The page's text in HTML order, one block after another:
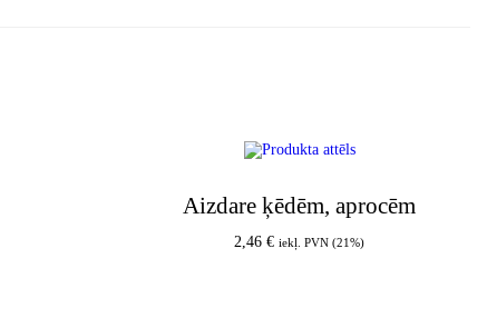
Aizdare ķēdēm, aprocēm
2,46€ iekļ. PVN (21%)